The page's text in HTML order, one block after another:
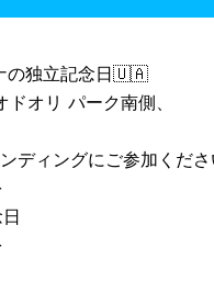
の独立記念日🇺🇦
オリ パーク南側、
ディングにご参加くだ